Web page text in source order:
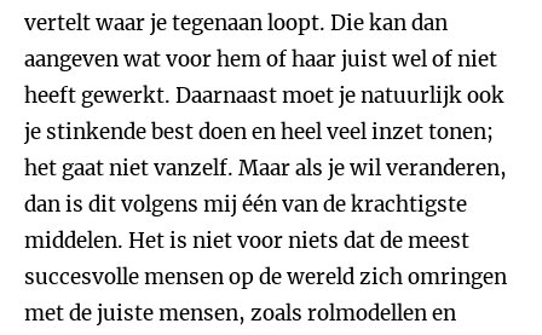
vertelt waar je tegenaan loopt. Die kan dan
aangeven wat voor hem of haar juist wel of niet
heeft gewerkt. Daarnaast moet je natuurlijk ook
je stinkende best doen en heel veel inzet tonen;
het gaat niet vanzelf. Maar als je wil veranderen,
dan is dit volgens mij één van de krachtigste
middelen. Het is niet voor niets dat de meest
succesvolle mensen op de wereld zich omringen
met de juiste mensen, zoals rolmodellen en